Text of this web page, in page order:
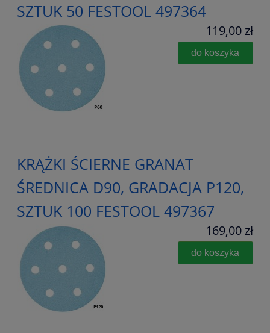
SZTUK 50 FESTOOL 497364
119,00 zł
do koszyka
KRĄŻKI ŚCIERNE GRANAT
ŚREDNICA D90, GRADACJA P120,
SZTUK 100 FESTOOL 497367
169,00 zł
do koszyka